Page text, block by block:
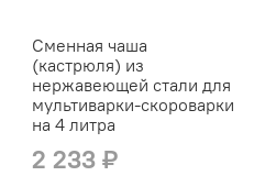
Сменная чаша
(кастрюля) из
нержавеющей стали для
мультиварки-скороварки
на 4 литра
2 233 ₽